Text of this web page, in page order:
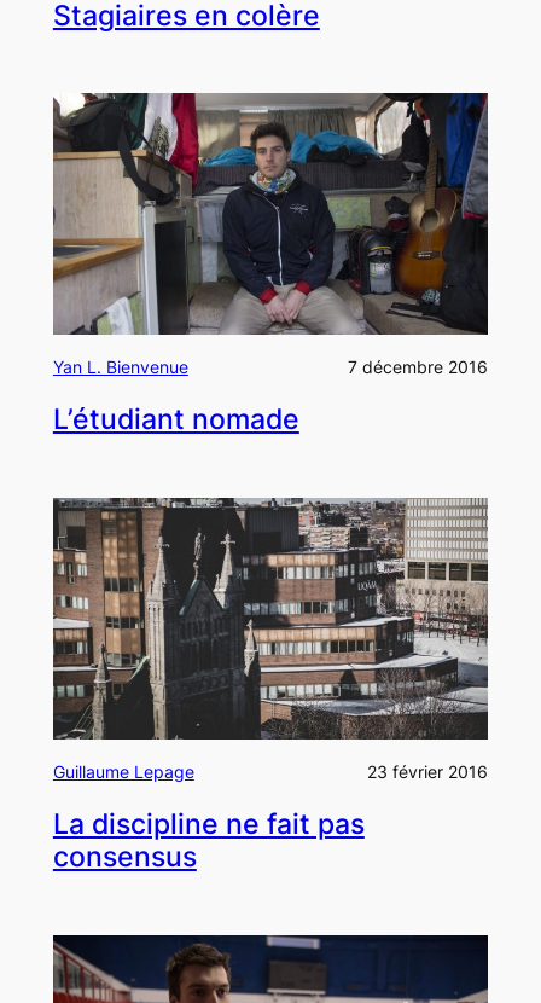
Stagiaires en colère
Yan L. Bienvenue 7 décembre 2016
L’étudiant nomade
Guillaume Lepage 23 février 2016
La discipline ne fait pas
consensus